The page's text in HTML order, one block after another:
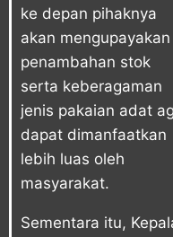
ke depan pihaknya
akan mengupayakan
penambahan stok
serta keberagaman
jenis pakaian adat
dapat dimanfaatkan
lebih luas oleh
masyarakat.
Sementara itu,